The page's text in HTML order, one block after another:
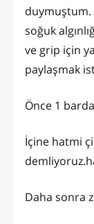
duymuştum.
soğuk
ve grip için
paylaşmak
Önce 1
İçine hatmi
Daha sonra